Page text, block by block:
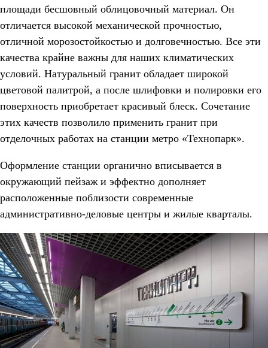
площади бесшовный облицовочный материал. Он
отличается высокой механической прочностью,
отличной морозостойкостью и долговечностью. Все эти
качества крайне важны для наших климатических
условий. Натуральный гранит обладает широкой
цветовой палитрой, а после шлифовки и полировки его
поверхность приобретает красивый блеск. Сочетание
этих качеств позволило применить гранит при
отделочных работах на станции метро «Технопарк».
Оформление станции органично вписывается в
окружающий пейзаж и эффектно дополняет
расположенные поблизости современные
административно-деловые центры и жилые кварталы.